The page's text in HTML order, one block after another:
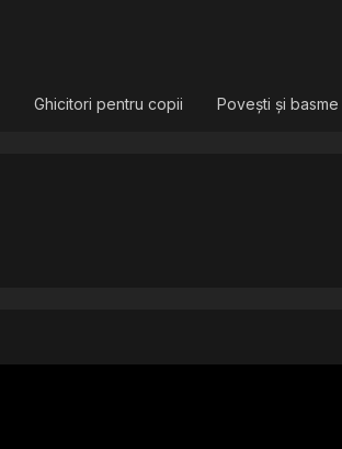
Ghicitori pentru copii Povești și